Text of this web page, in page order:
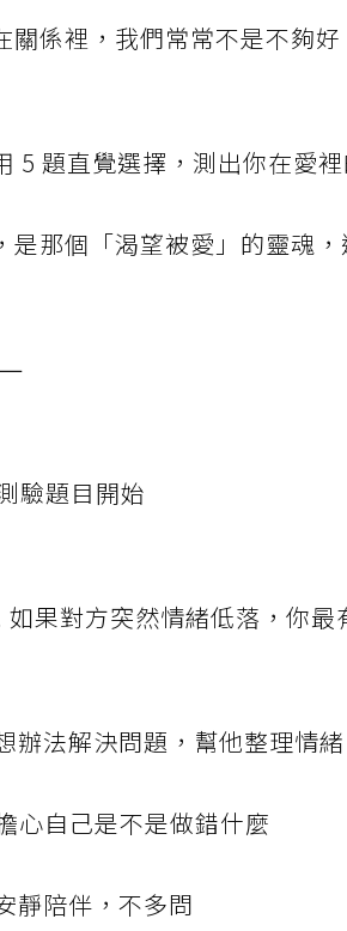
關係裡，我們常常不是不夠
5 題直覺選擇，測出你在愛
是那個「渴望被愛」的靈魂
驗題目開始
如果對方突然情緒低落，你最
辦法解決問題，幫他整理情緒
心自己是不是做錯什麼
靜陪伴，不多問